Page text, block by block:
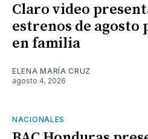
Claro video
estrenos de
en familia
ELENA MARÍA CRUZ
agosto 4, 2026
NACIONALES